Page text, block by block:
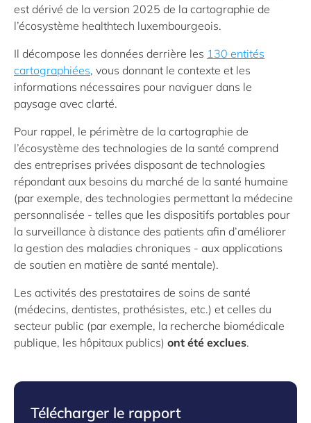
est dérivé de la version 2025 de la cartographie de
l’écosystème healthtech luxembourgeois.
Il décompose les données derrière les 130 entités
cartographiées, vous donnant le contexte et les
informations nécessaires pour naviguer dans le
paysage avec clarté.
Pour rappel, le périmètre de la cartographie de
l’écosystème des technologies de la santé comprend
des entreprises privées disposant de technologies
répondant aux besoins du marché de la santé humaine
(par exemple, des technologies permettant la médecine
personnalisée - telles que les dispositifs portables pour
la surveillance à distance des patients afin d’améliorer
la gestion des maladies chroniques - aux applications
de soutien en matière de santé mentale).
Les activités des prestataires de soins de santé
(médecins, dentistes, prothésistes, etc.) et celles du
secteur public (par exemple, la recherche biomédicale
publique, les hôpitaux publics) ont été exclues.
Télécharger le rapport